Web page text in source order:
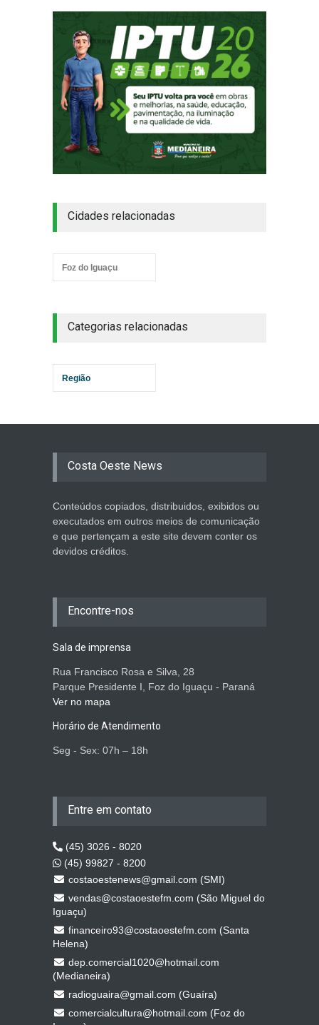
Cidades relacionadas
Foz do Iguaçu
Categorias relacionadas
Região
Costa Oeste News
Conteúdos copiados, distribuidos, exibidos ou
executados em outros meios de comunicação
e que pertençam a este site devem conter os
devidos créditos.
Encontre-nos
Sala de imprensa
Rua Francisco Rosa e Silva, 28
Parque Presidente I, Foz do Iguaçu - Paraná
Ver no mapa
Horário de Atendimento
Seg - Sex: 07h – 18h
Entre em contato
(45) 3026 - 8020
(45) 99827 - 8200
costaoestenews@gmail.com (SMI)
vendas@costaoestefm.com (São Miguel do
Iguaçu)
financeiro93@costaoestefm.com (Santa
Helena)
dep.comercial1020@hotmail.com
(Medianeira)
radioguaira@gmail.com (Guaíra)
comercialcultura@hotmail.com (Foz do